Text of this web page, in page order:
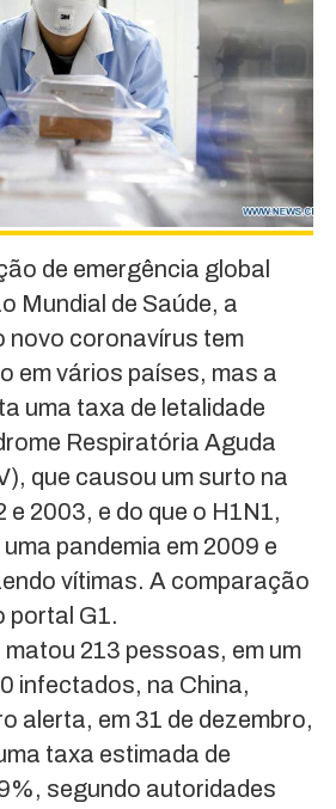
de emergência global
Mundial de Saúde, a
novo coronavírus tem
em vários países, mas a
uma taxa de letalidade
Respiratória Aguda
que causou um surto na
e 2003, e do que o H1N1,
pandemia em 2009 e
vítimas. A comparação
portal G1.
213 pessoas, em um
infectados, na China,
alerta, em 31 de dezembro,
taxa estimada de
segundo autoridades